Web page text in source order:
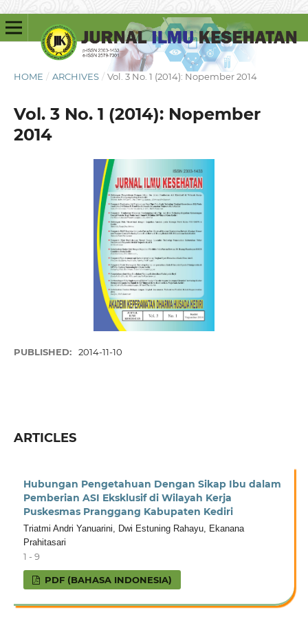
HOME / ARCHIVES / Vol. 3 No. 1 (2014): Nopember 2014
Vol. 3 No. 1 (2014): Nopember
2014
PUBLISHED: 2014-11-10
ARTICLES
Hubungan Pengetahuan Dengan Sikap Ibu dalam
Pemberian ASI Eksklusif di Wilayah Kerja
Puskesmas Pranggang Kabupaten Kediri
Triatmi Andri Yanuarini, Dwi Estuning Rahayu, Ekanana
Prahitasari
1 - 9
PDF (BAHASA INDONESIA)